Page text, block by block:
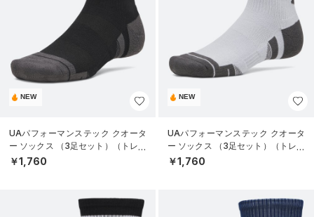
NEW
UAパフォーマンステック クオータ
ー ソックス （3足セット）（トレー
ニング/UNISEX）
￥1,760
NEW
UAパフォーマンステック クオータ
ー ソックス （3足セット）（トレー
ニング/UNISEX）
￥1,760